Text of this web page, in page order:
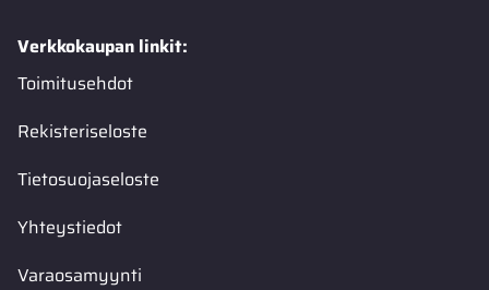
Verkkokaupan linkit:
Toimitusehdot
Rekisteriseloste
Tietosuojaseloste
Yhteystiedot
Varaosamyynti